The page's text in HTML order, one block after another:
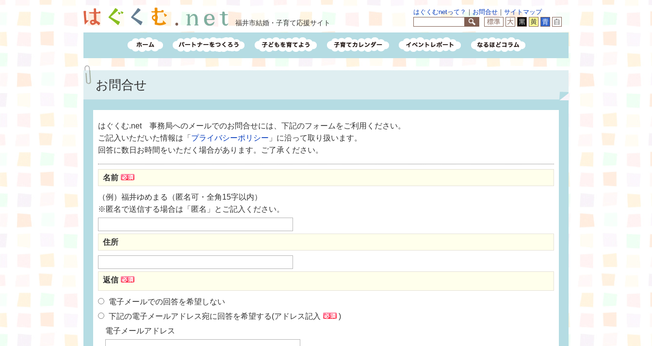
福井市結婚・子育て応援サイト
はぐくむnetって？ ｜ お問合せ ｜ サイトマップ
お問合せ
はぐくむ.net 事務局へのメールでのお問合せには、下記のフォームをご利用ください。
ご記入いただいた情報は「 プライバシーポリシー 」に沿って取り扱います。
回答に数日お時間をいただく場合があります。ご了承ください。
名前
（例）福井ゆめまる（匿名可・全角15字以内）
※匿名で送信する場合は「匿名」とご記入ください。
住所
返信
電子メールでの回答を希望しない
下記の電子メールアドレス宛に回答を希望する(アドレス記入
)
電子メールアドレス